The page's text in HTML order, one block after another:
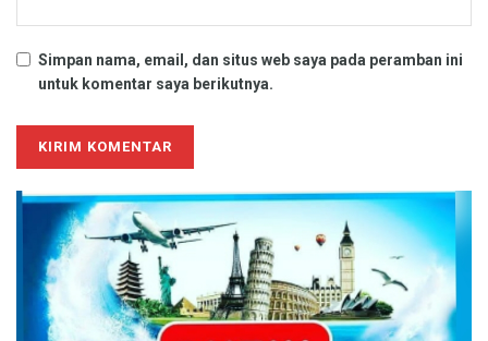
Simpan nama, email, dan situs web saya pada peramban ini
untuk komentar saya berikutnya.